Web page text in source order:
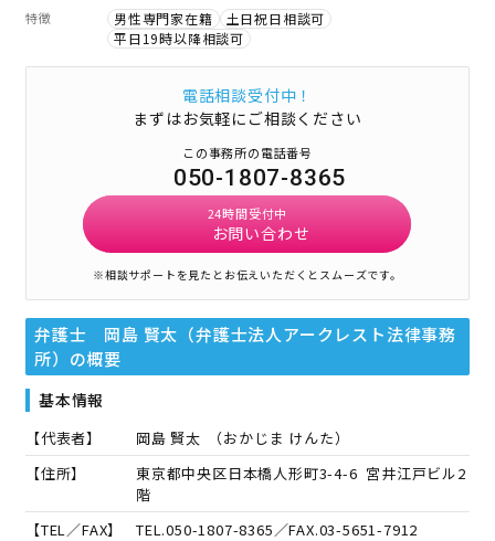
特徴 男性専門家在籍
土日祝日相談可
平日19時以降相談可
電話相談受付中！
まずはお気軽にご相談ください
この事務所の電話番号
050-1807-8365
24時間受付中
お問い合わせ
※相談サポートを見たとお伝えいただくとスムーズです。
弁護士 岡島 賢太（弁護士法人アークレスト法律事務
所） の概要
基本情報
【代表者】 岡島 賢太 （おかじま けんた）
【住所】
東京都中央区日本橋人形町3-4-6 宮井江戸ビル2
階
【TEL／FAX】
TEL.050-1807-8365／FAX.03-5651-7912